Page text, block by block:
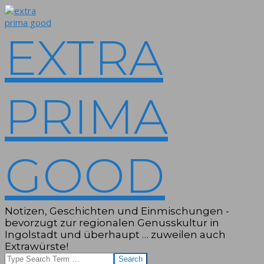
Skip
to
EXTRA
PRIMA
GOOD
Notizen, Geschichten und Einmischungen -
bevorzugt zur regionalen Genusskultur in
Ingolstadt und überhaupt … zuweilen auch
Extrawürste!
Search